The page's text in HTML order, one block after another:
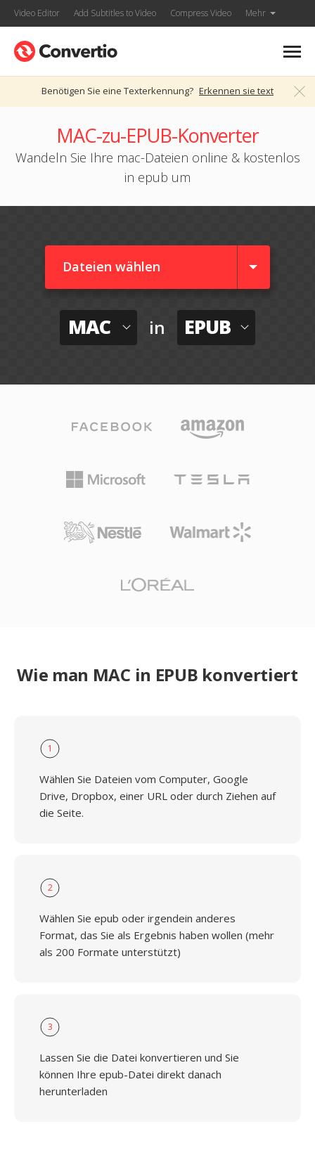
Video Editor Add Subtitles to Video Compress Video Mehr
Benötigen Sie eine Texterkennung? Erkennen sie text
MAC-zu-EPUB-Konverter
Wandeln Sie Ihre mac-Dateien online & kostenlos
in epub um
Dateien wählen
MAC in EPUB
Wie man MAC in EPUB konvertiert
1
Wählen Sie Dateien vom Computer, Google
Drive, Dropbox, einer URL oder durch Ziehen auf
die Seite.
2
Wählen Sie epub oder irgendein anderes
Format, das Sie als Ergebnis haben wollen (mehr
als 200 Formate unterstützt)
3
Lassen Sie die Datei konvertieren und Sie
können Ihre epub-Datei direkt danach
herunterladen